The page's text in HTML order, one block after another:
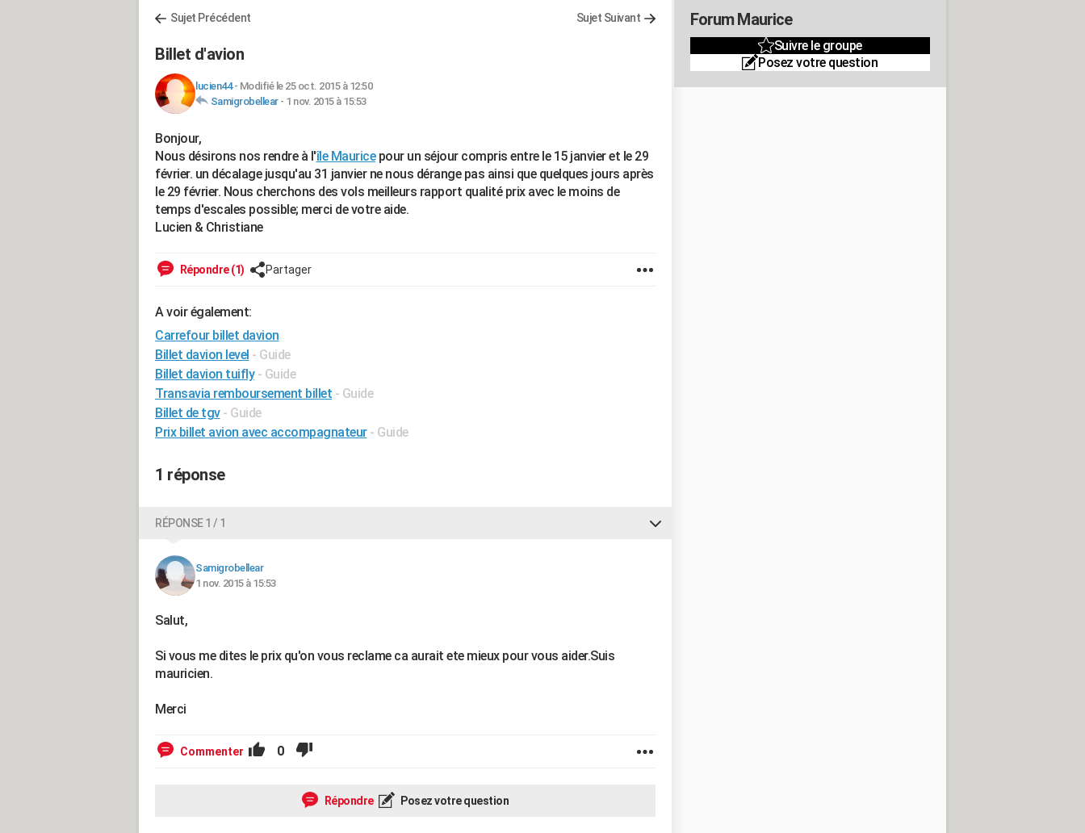
Sujet Précédent Sujet Suivant
Billet d'avion
lucien44- Modifié le 25 oct. 2015 à 12:50
Samigrobellear- 1 nov. 2015 à 15:53
Bonjour,
Nous désirons nos rendre à l'île Mauricepour un séjour compris entre le 15 janvier et le 29
février. un décalage jusqu'au 31 janvier ne nous dérange pas ainsi que quelques jours après
le 29 février. Nous cherchons des vols meilleurs rapport qualité prix avec le moins de
temps d'escales possible; merci de votre aide.
Lucien & Christiane
Répondre (1) Partager
A voir également:
Carrefour billet davion
Billet davion level - Guide
Billet davion tuifly - Guide
Transavia remboursement billet - Guide
Billet de tgv - Guide
Prix billet avion avec accompagnateur - Guide
1 réponse
RÉPONSE 1 / 1
Samigrobellear
1 nov. 2015 à 15:53
Salut,
Si vous me dites le prix qu'on vous reclame ca aurait ete mieux pour vous aider.Suis
mauricien.
Merci
Commenter 0
Répondre Posez votre question
Forum Maurice
Suivre le groupe
Posez votre question